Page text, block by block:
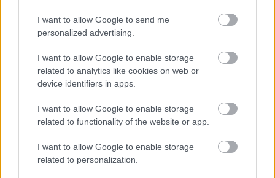
I want to allow Google to send me
personalized advertising.
I want to allow Google to enable storage
related to analytics like cookies on web or
device identifiers in apps.
I want to allow Google to enable storage
related to functionality of the website or app.
I want to allow Google to enable storage
related to personalization.
myck
motio
närer
öka
ska
vara
topp
kvalit
et”
SKI
ler –
effekt
men
jobbig
t
gspas
s
interv
utöka
taket
uthåll
ighets
motor